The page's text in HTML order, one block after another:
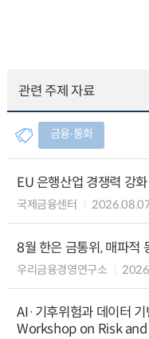
관련 주제 자료
금융∙통화
EU 은행산업 경쟁력 강
국제금융센터
8월 한은 금통위, 매파적
우리금융경영연구소
AI·기후위험과 데이터
Workshop on Risk and